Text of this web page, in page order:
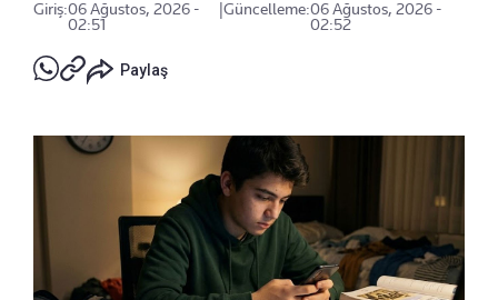
Giriş:06 Ağustos, 2026 -
02:51
|Güncelleme:06 Ağustos, 2026 -
02:52
Paylaş